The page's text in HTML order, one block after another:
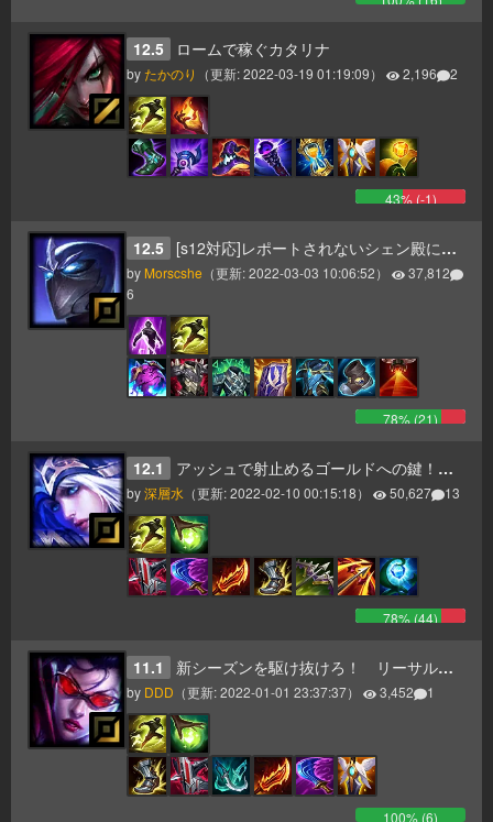
12.5 ロームで稼ぐカタリナ
byたかのり （更新:2022-03-19 01:19:09） 2,196 2
43% (-1)
12.5 [s12対応]レポートされないシェン殿になるために！！
by Morscshe （更新:2022-03-03 10:06:52）
37,812
6
78% (21)
12.1 アッシュで射止めるゴールドへの鍵！【11.18】（2/10 告知更新）
by深層水 （更新:2022-02-10 00:15:18） 50,627 13
78% (44)
11.1 新シーズンを駆け抜けろ！ リーサルテンポヴェイン
by DDD （更新:2022-01-01 23:37:37） 3,452 1
100% (6)